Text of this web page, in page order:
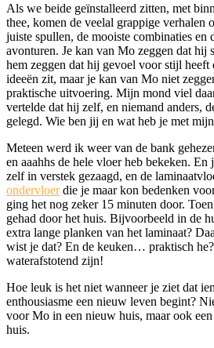
Als we beide geïnstalleerd zitten, met
thee, komen de veelal grappige verhalen
juiste spullen, de mooiste combinaties en
avonturen. Je kan van Mo zeggen dat hij
hem zeggen dat hij gevoel voor stijl heeft
ideeën zit, maar je kan van Mo niet
praktische uitvoering. Mijn mond viel
vertelde dat hij zelf, en niemand anders,
gelegd. Wie ben jij en wat heb je met
Meteen werd ik weer van de bank
en aaahhs de hele vloer heb bekeken.
zelf in verstek gezaagd, en de
ondervloerdie je maar kon bedenken
ging het nog zeker 15 minuten door.
gehad door het huis. Bijvoorbeeld in de
extra lange planken van het laminaat?
wist je dat? En de keuken… praktisch
waterafstotend zijn!
Hoe leuk is het niet wanneer je ziet dat
enthousiasme een nieuw leven begint?
voor Mo in een nieuw huis, maar ook
huis.